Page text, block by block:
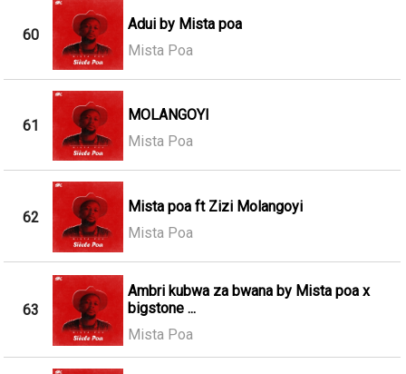
60
Adui by Mista poa
Mista Poa
61
MOLANGOYI
Mista Poa
62
Mista poa ft Zizi Molangoyi
Mista Poa
63
Ambri kubwa za bwana by Mista poa x
bigstone ...
Mista Poa